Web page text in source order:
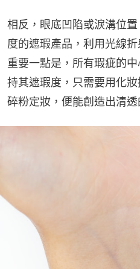
相反，眼底凹陷或淚溝位
度的遮瑕產品，利用光線
重要一點是，所有瑕疵的
持其遮瑕度，只需要用化
碎粉定妝，便能創造出清透